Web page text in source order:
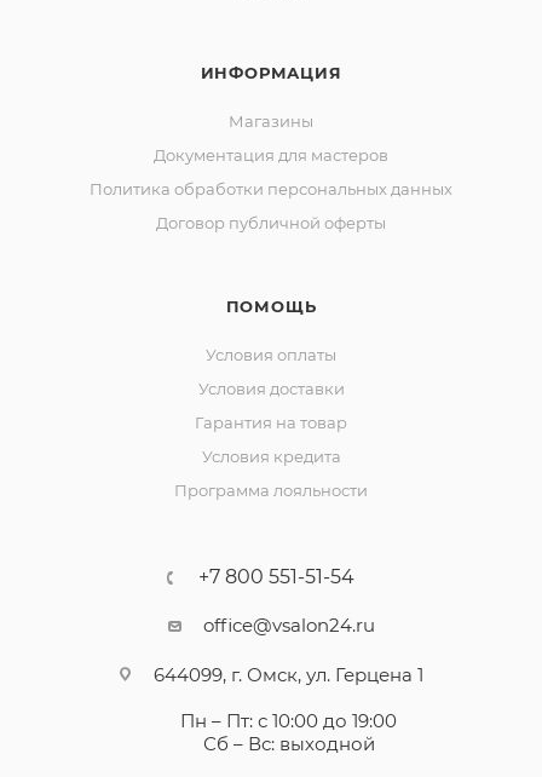
ИНФОРМАЦИЯ
Магазины
Документация для мастеров
Политика обработки персональных данных
Договор публичной оферты
ПОМОЩЬ
Условия оплаты
Условия доставки
Гарантия на товар
Условия кредита
Программа лояльности
+7 800 551-51-54
office@vsalon24.ru
644099, г. Омск, ул. Герцена 1
Пн – Пт: с 10:00 до 19:00
Сб – Вс: выходной